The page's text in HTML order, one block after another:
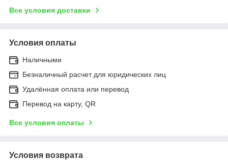
Все условия доставки
Условия оплаты
Наличными
Безналичный расчет для юридических лиц
Удалённая оплата или перевод
Перевод на карту, QR
Все условия оплаты
Условия возврата